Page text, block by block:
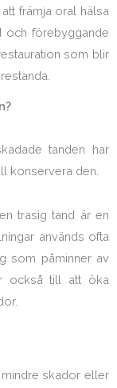
främja oral hälsa
och förebyggande
som blir
tanden har
konservera den.
trasig tand är en
används ofta
som påminner av
också till att öka
mindre skador eller